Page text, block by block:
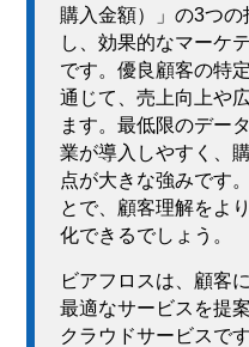
購入金額）」の3つ
し、効果的なマーケ
です。優良顧客の特
通じて、売上向上や
ます。 最低限のデー
業が導入しやすく、
点が大きな強みです
とで、顧客理解をよ
化できるでしょう。
ビアフロスは、顧客
最適なサービスを提
クラウドサービスで